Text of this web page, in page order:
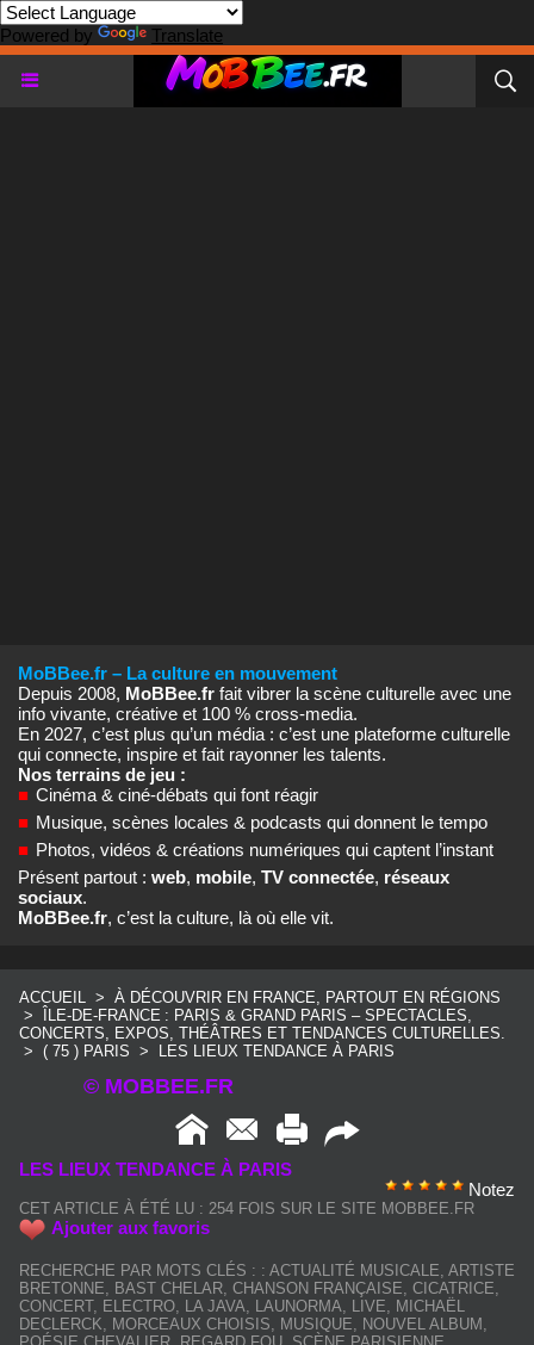
Powered by Translate
MoBBee.fr – La culture en mouvement
Depuis 2008, MoBBee.fr fait vibrer la scène culturelle avec une
info vivante, créative et 100 % cross‑media.
En 2027, c’est plus qu’un média : c’est une plateforme culturelle
qui connecte, inspire et fait rayonner les talents.
Nos terrains de jeu :
■ Cinéma & ciné‑débats qui font réagir
■ Musique, scènes locales & podcasts qui donnent le tempo
■ Photos, vidéos & créations numériques qui captent l’instant
Présent partout : web, mobile, TV connectée, réseaux
sociaux.
MoBBee.fr, c’est la culture, là où elle vit.
ACCUEIL > À DÉCOUVRIR EN FRANCE, PARTOUT EN RÉGIONS
>
ÎLE‑DE‑FRANCE : PARIS & GRAND PARIS – SPECTACLES,
CONCERTS, EXPOS, THÉÂTRES ET TENDANCES CULTURELLES.
> ( 75 ) PARIS > LES LIEUX TENDANCE À PARIS
© MOBBEE.FR
LES LIEUX TENDANCE À PARIS
Notez
CET ARTICLE À ÉTÉ LU : 254 FOIS SUR LE SITE MOBBEE.FR
Ajouter aux favoris
RECHERCHE PAR MOTS CLÉS : : ACTUALITÉ MUSICALE ARTISTE
BRETONNE
BAST CHELAR CHANSON FRANÇAISE CICATRICE
CONCERT, ELECTRO LA JAVA LAUNORMA LIVE
MICHAËL
DECLERCK
MORCEAUX CHOISIS MUSIQUE NOUVEL ALBUM